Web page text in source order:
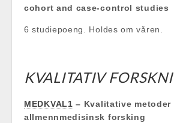
cohort and case-control studies
6 studiepoeng. Holdes om våren.
KVALITATIV
MEDKVAL1 – Kvalitative metoder
allmennmedisinsk forsking